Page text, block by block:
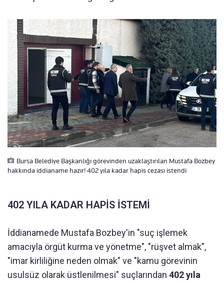
Bursa Belediye Başkanlığı görevinden uzaklaştırılan Mustafa Bozbey
hakkında iddianame hazır! 402 yıla kadar hapis cezası istendi
402 YILA KADAR HAPİS İSTEMİ
İddianamede Mustafa Bozbey'in "suç işlemek
amacıyla örgüt kurma ve yönetme", "rüşvet almak",
"imar kirliliğine neden olmak" ve "kamu görevinin
usulsüz olarak üstlenilmesi" suçlarından 402 yıla